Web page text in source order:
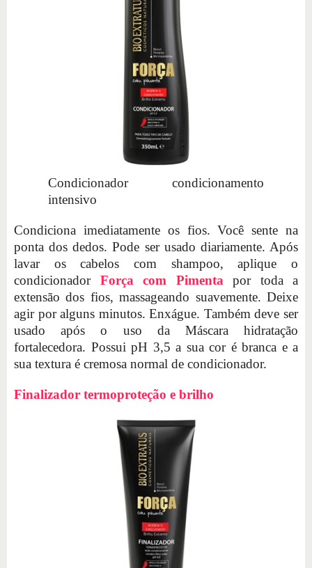
Condicionador condicionamento
intensivo
Condiciona imediatamente os fios. Você sente na
ponta dos dedos. Pode ser usado diariamente. Após
lavar os cabelos com shampoo, aplique o
condicionador Força com Pimenta por toda a
extensão dos fios, massageando suavemente. Deixe
agir por alguns minutos. Enxágue. Também deve ser
usado após o uso da Máscara hidratação
fortalecedora. Possui pH 3,5 a sua cor é branca e a
sua textura é cremosa normal de condicionador.
Finalizador termoproteção e brilho